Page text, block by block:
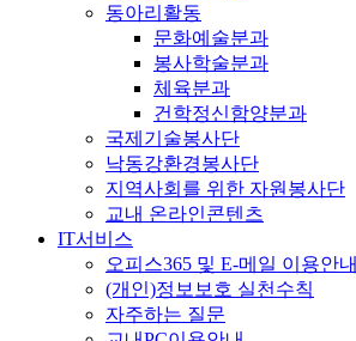
동아리활동
문화예술분과
봉사학술분과
체육분과
건학정신함양분과
국제기술봉사단
낙동강환경봉사단
지역사회를 위한 자원봉사단
교내 온라인콘텐츠
IT서비스
오피스365 및 E-메일 이용안내
(개인)정보보호 실천수칙
자주하는 질문